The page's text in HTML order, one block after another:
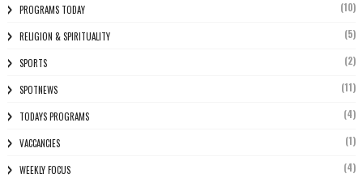
PROGRAMS TODAY (10)
RELIGION & SPIRITUALITY (5)
SPORTS (2)
SPOTNEWS (11)
TODAYS PROGRAMS (4)
VACCANCIES (1)
WEEKLY FOCUS (4)